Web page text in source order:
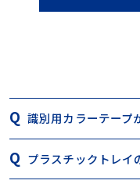
識別用カラーテープ
プラスチックトレイ